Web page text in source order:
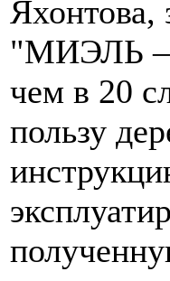
Яхонтова,
"МИЭЛЬ –
чем в 20
пользу